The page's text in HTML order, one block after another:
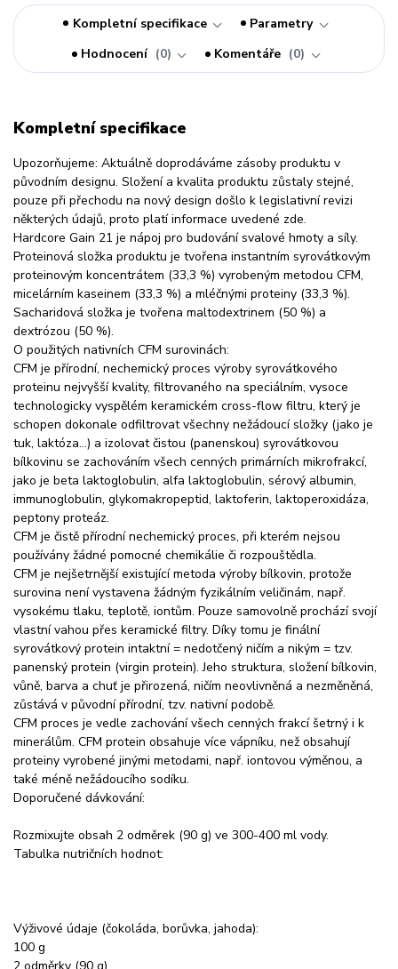
Kompletní specifikace
Parametry
Hodnocení
0 Komentáře 0
Kompletní specifikace
Upozorňujeme: Aktuálně doprodáváme zásoby produktu v
původním designu. Složení a kvalita produktu zůstaly stejné,
pouze při přechodu na nový design došlo k legislativní revizi
některých údajů, proto platí informace uvedené zde.
Hardcore Gain 21 je nápoj pro budování svalové hmoty a síly.
Proteinová složka produktu je tvořena instantním syrovátkovým
proteinovým koncentrátem (33,3 %) vyrobeným metodou CFM,
micelárním kaseinem (33,3 %) a mléčnými proteiny (33,3 %).
Sacharidová složka je tvořena maltodextrinem (50 %) a
dextrózou (50 %).
O použitých nativních CFM surovinách:
CFM je přírodní, nechemický proces výroby syrovátkového
proteinu nejvyšší kvality, filtrovaného na speciálním, vysoce
technologicky vyspělém keramickém cross-flow filtru, který je
schopen dokonale odfiltrovat všechny nežádoucí složky (jako je
tuk, laktóza…) a izolovat čistou (panenskou) syrovátkovou
bílkovinu se zachováním všech cenných primárních mikrofrakcí,
jako je beta laktoglobulin, alfa laktoglobulin, sérový albumin,
immunoglobulin, glykomakropeptid, laktoferin, laktoperoxidáza,
peptony proteáz.
CFM je čistě přírodní nechemický proces, při kterém nejsou
používány žádné pomocné chemikálie či rozpouštědla.
CFM je nejšetrnější existující metoda výroby bílkovin, protože
surovina není vystavena žádným fyzikálním veličinám, např.
vysokému tlaku, teplotě, iontům. Pouze samovolně prochází svojí
vlastní vahou přes keramické filtry. Díky tomu je finální
syrovátkový protein intaktní = nedotčený ničím a nikým = tzv.
panenský protein (virgin protein). Jeho struktura, složení bílkovin,
vůně, barva a chuť je přirozená, ničím neovlivněná a nezměněná,
zůstává v původní přírodní, tzv. nativní podobě.
CFM proces je vedle zachování všech cenných frakcí šetrný i k
minerálům. CFM protein obsahuje více vápníku, než obsahují
proteiny vyrobené jinými metodami, např. iontovou výměnou, a
také méně nežádoucího sodíku.
Doporučené dávkování:
Rozmixujte obsah 2 odměrek (90 g) ve 300-400 ml vody.
Tabulka nutričních hodnot:
Výživové údaje (čokoláda, borůvka, jahoda):
100 g
2 odměrky (90 g)